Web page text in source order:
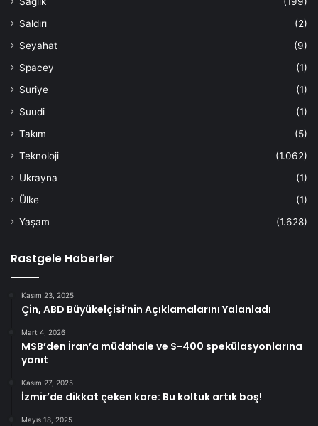
Saldırı
(2)
Seyahat
(9)
Spacey
(1)
Suriye
(1)
Suudi
(1)
Takım
(5)
Teknoloji
(1.062)
Ukrayna
(1)
Ülke
(1)
Yaşam
(1.628)
Rastgele Haberler
Kasım 23, 2025
Çin, ABD Büyükelçisi’nin Açıklamalarını Yalanladı
Mart 4, 2026
MSB’den İran’a müdahale ve S-400 spekülasyonlarına
yanıt
Kasım 27, 2025
İzmir’de dikkat çeken kare: Bu koltuk artık boş!
Mayıs 18, 2025